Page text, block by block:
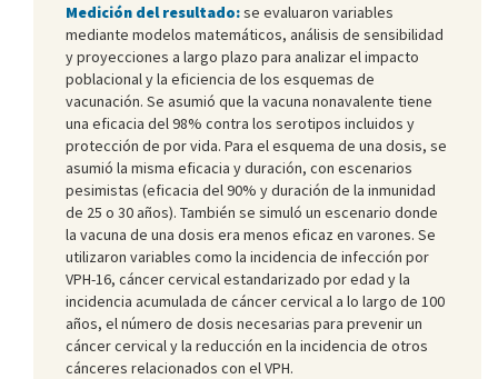
Medición del resultado:se evaluaron variables
mediante modelos matemáticos, análisis de sensibilidad
y proyecciones a largo plazo para analizar el impacto
poblacional y la eficiencia de los esquemas de
vacunación. Se asumió que la vacuna nonavalente tiene
una eficacia del 98% contra los serotipos incluidos y
protección de por vida. Para el esquema de una dosis, se
asumió la misma eficacia y duración, con escenarios
pesimistas (eficacia del 90% y duración de la inmunidad
de 25 o 30 años). También se simuló un escenario donde
la vacuna de una dosis era menos eficaz en varones. Se
utilizaron variables como la incidencia de infección por
VPH-16, cáncer cervical estandarizado por edad y la
incidencia acumulada de cáncer cervical a lo largo de 100
años, el número de dosis necesarias para prevenir un
cáncer cervical y la reducción en la incidencia de otros
cánceres relacionados con el VPH.